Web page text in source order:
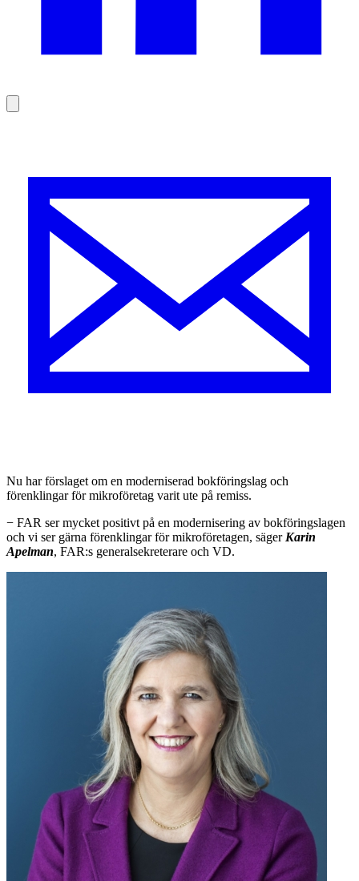
Nu har förslaget om en moderniserad bokföringslag och
förenklingar för mikroföretag varit ute på remiss.
− FAR ser mycket positivt på en modernisering av bokföringslagen
och vi ser gärna förenklingar för mikroföretagen, säger Karin
Apelman, FAR:s generalsekreterare och VD.